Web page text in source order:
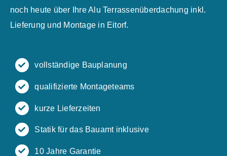
noch heute über Ihre Alu Terrassenüberdachung inkl.
Lieferung und Montage in Eitorf.
vollständige Bauplanung
qualifizierte Montageteams
kurze Lieferzeiten
Statik für das Bauamt inklusive
10 Jahre Garantie